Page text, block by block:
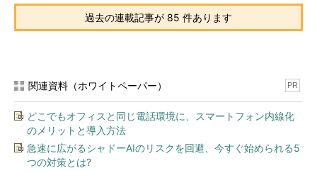
過去の連載記事が 85 件あります
関連資料（ホワイトペーパー） PR
どこでもオフィスと同じ電話環境に、スマートフォン内線化
のメリットと導入方法
急速に広がるシャドーAIのリスクを回避、今すぐ始められる5
つの対策とは?